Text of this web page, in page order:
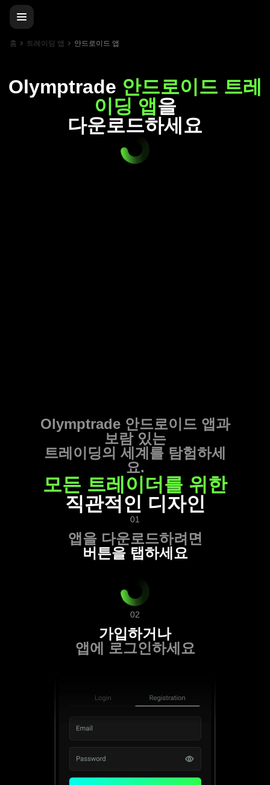
홈 트레이딩 앱 안드로이드 앱
Olymptrade 안드로이드 트레
이딩 앱을
다운로드하세요
Olymptrade 안드로이드 앱 과
보람 있는
트레이딩의 세계를 탐험하세
요.
모든 트레이더를 위한
직관적인 디자인
01
앱을 다운로드하려면
버튼을 탭하세요
02
가입하거나
앱에 로그인하세요